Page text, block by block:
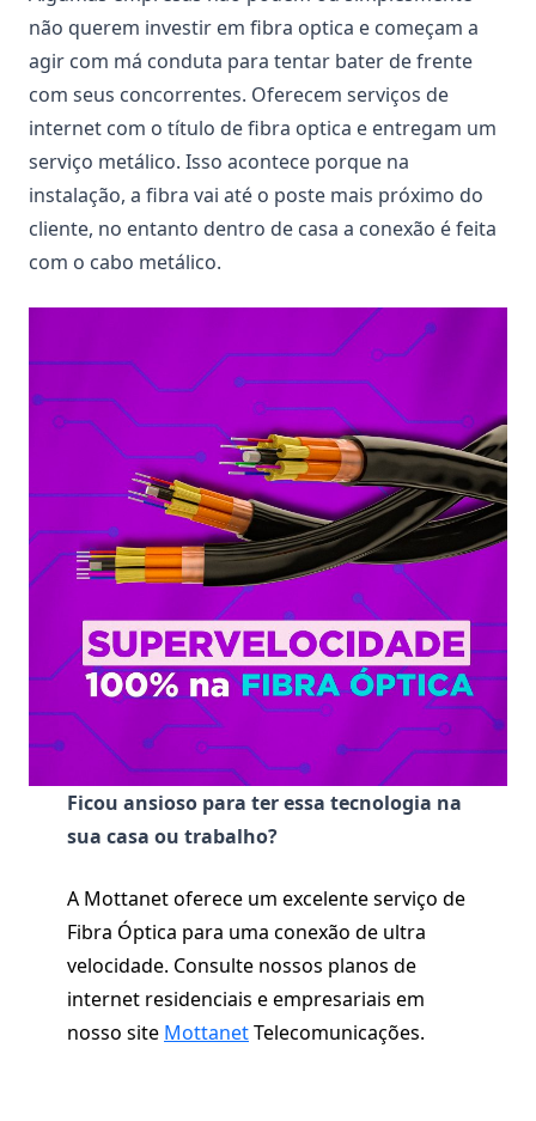
não querem investir em fibra optica e começam a
agir com má conduta para tentar bater de frente
com seus concorrentes. Oferecem serviços de
internet com o título de fibra optica e entregam um
serviço metálico. Isso acontece porque na
instalação, a fibra vai até o poste mais próximo do
cliente, no entanto dentro de casa a conexão é feita
com o cabo metálico.
Ficou ansioso para ter essa tecnologia na
sua casa ou trabalho?
A Mottanet oferece um excelente serviço de
Fibra Óptica para uma conexão de ultra
velocidade. Consulte nossos planos de
internet residenciais e empresariais em
nosso site MottanetTelecomunicações.